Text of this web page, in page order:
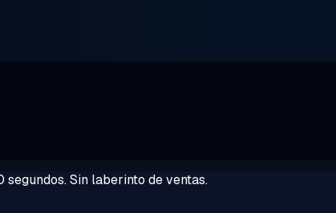
Sin laberinto de ventas.